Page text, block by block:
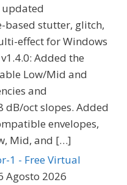
updated
stutter, glitch,
effect for Windows
Added the
Low/Mid and
and
dB/oct slopes. Added
envelopes,
Mid, and […]
1 - Free Virtual
Agosto 2026